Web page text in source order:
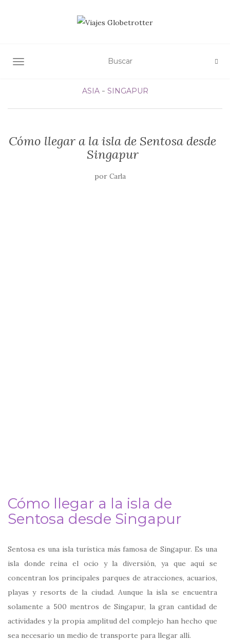
ALTERNAR NAVEGACIÓN
ASIA SINGAPUR
Cómo llegar a la isla de Sentosa desde
Singapur
por Carla
Cómo llegar a la isla de
Sentosa desde Singapur
Sentosa es una isla turística más famosa de Singapur. Es una
isla donde reina el ocio y la diversión, ya que aquí se
concentran los principales parques de atracciones, acuarios,
playas y resorts de la ciudad. Aunque la isla se encuentra
solamente a 500 mentros de Singapur, la gran cantidad de
actividades y la propia amplitud del complejo han hecho que
sea necesario un medio de transporte para llegar allí.